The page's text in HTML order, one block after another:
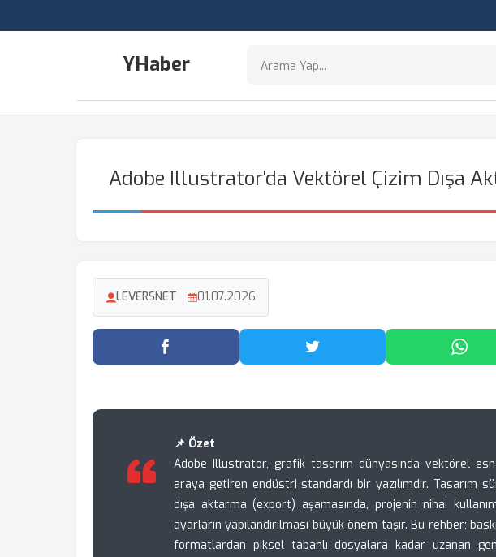
YHaber
Adobe Illustrator'da Vektörel Çizim Dışa
LEVERSNET 01.07.2026
Facebook'ta Paylaş Twitter'da Paylaş
📌 Özet
Adobe Illustrator, grafik tasarım dünyasında vektörel
araya getiren endüstri standardı bir yazılımdır. Tasarım
dışa aktarma (export) aşamasında, projenin nihai
ayarların yapılandırılması büyük önem taşır. Bu rehber;
formatlardan piksel tabanlı dosyalara kadar uzanan